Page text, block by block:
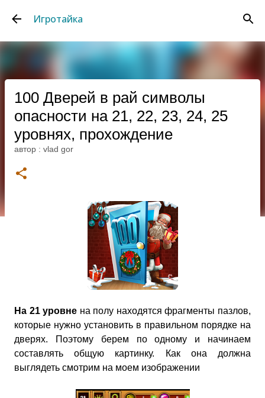
Игротайка
100 Дверей в рай символы
опасности на 21, 22, 23, 24, 25
уровнях, прохождение
автор : vlad gor
На 21 уровне на полу находятся фрагменты пазлов,
которые нужно установить в правильном порядке на
дверях. Поэтому берем по одному и начинаем
составлять общую картинку. Как она должна
выглядеть смотрим на моем изображении